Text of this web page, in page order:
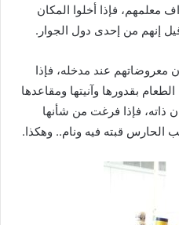
معلمهم، فإذا أخلوا المكان
إنهم من إحدى دول الجوار.
عند مدخله، فإذا
بقدورها وآنيتها ومقاعدها
ذاته، فإذا فرغت من شأنها
قبته فيه ونام.. وهكذا.